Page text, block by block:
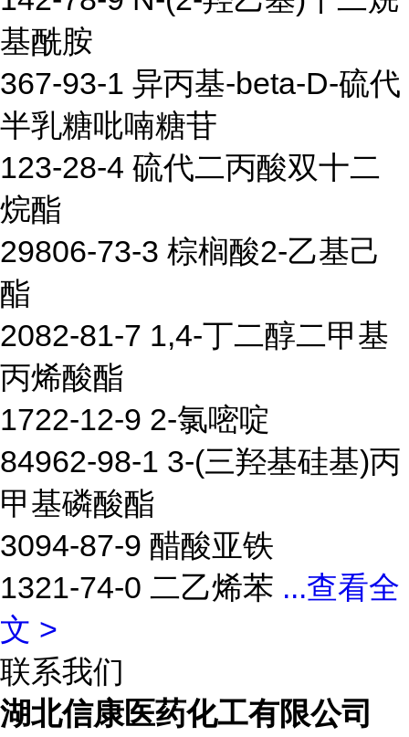
基酰胺
367-93-1 异丙基-beta-D-硫代
半乳糖吡喃糖苷
123-28-4 硫代二丙酸双十二
烷酯
29806-73-3 棕榈酸2-乙基己
酯
2082-81-7 1,4-丁二醇二甲基
丙烯酸酯
1722-12-9 2-氯嘧啶
84962-98-1 3-(三羟基硅基)丙
甲基磷酸酯
3094-87-9 醋酸亚铁
1321-74-0 二乙烯苯 ...查看全
文 >
联系我们
湖北信康医药化工有限公司